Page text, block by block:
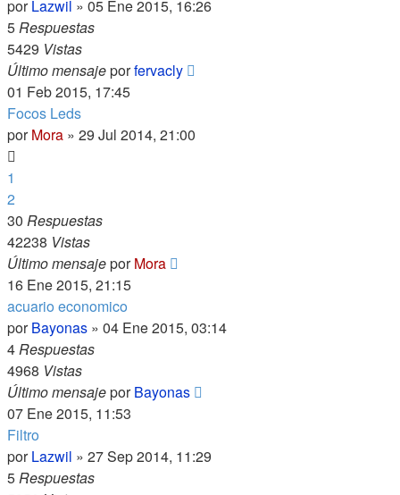
porLazwil » 05 Ene 2015, 16:26
5Respuestas
5429 Vistas
Último mensajeporfervacly
01 Feb 2015, 17:45
Focos Leds
porMora » 29 Jul 2014, 21:00
1
2
30 Respuestas
42238 Vistas
Último mensajeporMora
16 Ene 2015, 21:15
acuario economico
porBayonas » 04 Ene 2015, 03:14
4Respuestas
4968 Vistas
Último mensajeporBayonas
07 Ene 2015, 11:53
Filtro
porLazwil » 27 Sep 2014, 11:29
5Respuestas